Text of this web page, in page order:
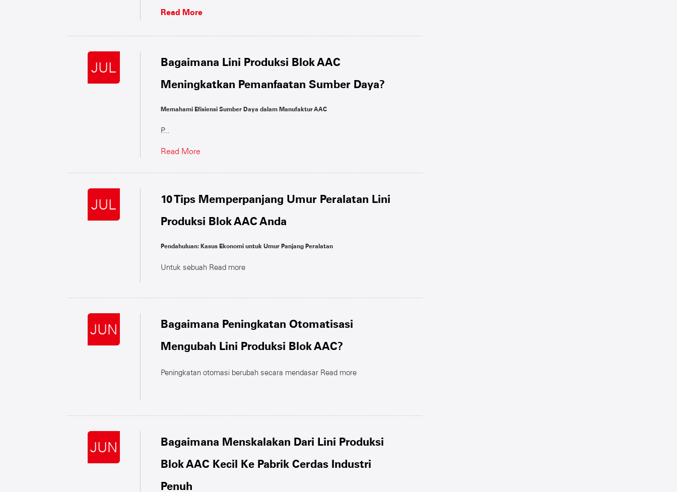
Read More
JUL
Bagaimana Lini Produksi Blok AAC
Meningkatkan Pemanfaatan Sumber Daya?
Memahami Efisiensi Sumber Daya dalam Manufaktur AAC
P...
Read More
JUL
10 Tips Memperpanjang Umur Peralatan Lini
Produksi Blok AAC Anda
Pendahuluan: Kasus Ekonomi untuk Umur Panjang Peralatan
Untuk sebuah Read more
JUN
Bagaimana Peningkatan Otomatisasi
Mengubah Lini Produksi Blok AAC?
Peningkatan otomasi berubah secara mendasar Read more
JUN
Bagaimana Menskalakan Dari Lini Produksi
Blok AAC Kecil Ke Pabrik Cerdas Industri
Penuh